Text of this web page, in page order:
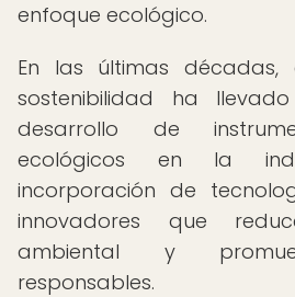
enfoque ecológico.
En las últimas
sostenibilidad ha
desarrollo de
ecológicos en la
incorporación de
innovadores que
ambiental y
responsables.